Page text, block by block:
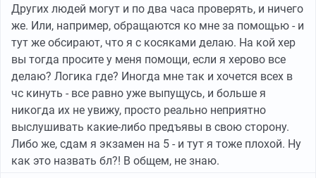
Других людей могут и по два часа проверять, и ничего
же. Или, например, обращаются ко мне за помощью - и
тут же обсирают, что я с косяками делаю. На кой хер
вы тогда просите у меня помощи, если я херово все
делаю? Логика где? Иногда мне так и хочется всех в
чс кинуть - все равно уже выпущусь, и больше я
никогда их не увижу, просто реально неприятно
выслушивать какие-либо предъявы в свою сторону.
Либо же, сдам я экзамен на 5 - и тут я тоже плохой. Ну
как это назвать бл?! В общем, не знаю.